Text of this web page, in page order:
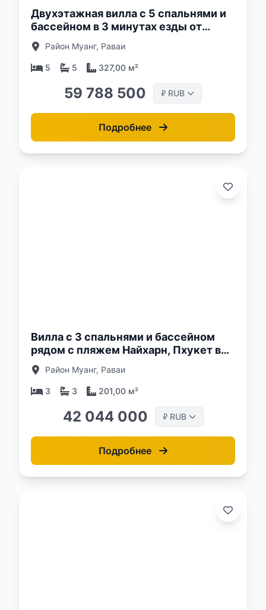
Двухэтажная вилла с 5 спальнями и
бассейном в 3 минутах езды от
пляжа Найхарн, Пхукет в комплексе
Enigma Villas Naiharn
Район Муанг, Раваи
5 5 327,00 м²
59 788 500 ₽ RUB
Подробнее
Вилла с 3 спальнями и бассейном
рядом с пляжем Найхарн, Пхукет в
комплексе Enigma Villas Naiharn
Район Муанг, Раваи
3 3 201,00 м²
42 044 000 ₽ RUB
Подробнее